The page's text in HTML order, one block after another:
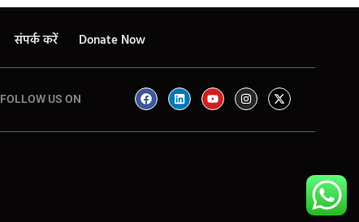
संपर्क करें Donate Now
FOLLOW US ON